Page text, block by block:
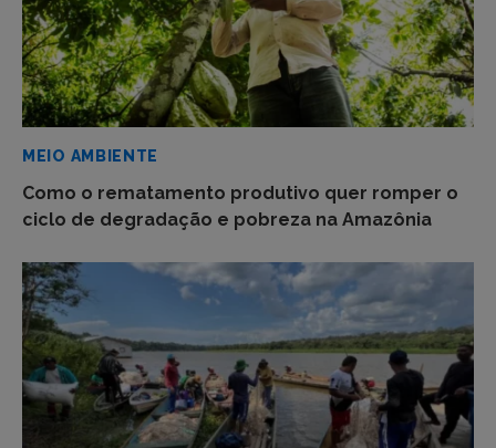
MEIO AMBIENTE
Como o rematamento produtivo quer romper o
ciclo de degradação e pobreza na Amazônia